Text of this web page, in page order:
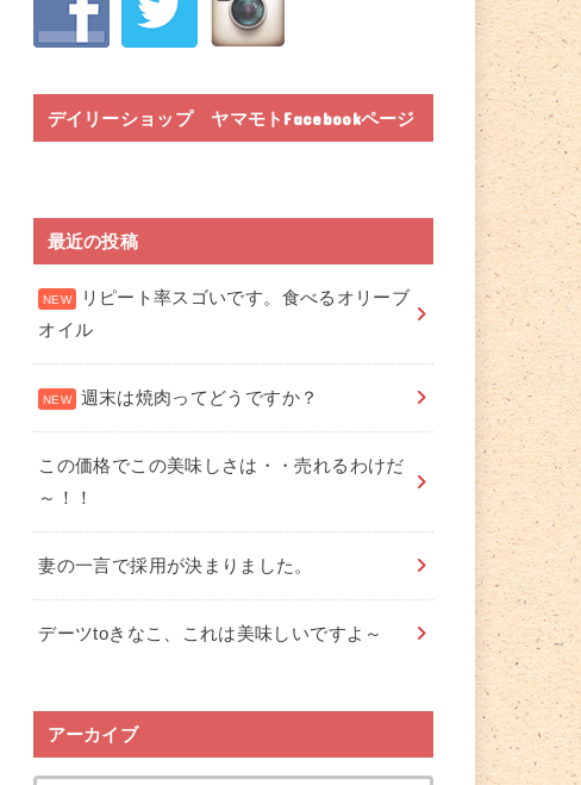
デイリーショップ ヤマモトFacebookページ
最近の投稿
リピート率スゴいです。食べるオリーブ
オイル
週末は焼肉ってどうですか？
この価格でこの美味しさは・・売れるわけだ
～！！
妻の一言で採用が決まりました。
デーツtoきなこ、これは美味しいですよ～
アーカイブ